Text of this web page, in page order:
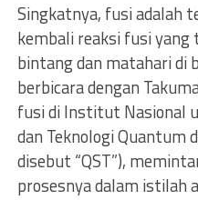
Singkatnya, fusi adalah
kembali reaksi fusi
bintang dan matahari di
berbicara dengan
fusi di Institut Nasional
dan Teknologi Quantum
disebut “QST”),
prosesnya dalam istilah